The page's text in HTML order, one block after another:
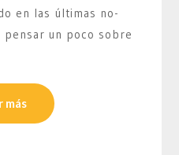
en las últimas no-
un poco sobre
más